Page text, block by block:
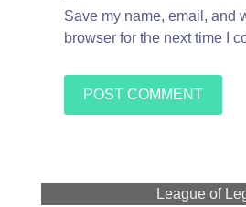
Save my name, email, and
browser for the next time I
League of